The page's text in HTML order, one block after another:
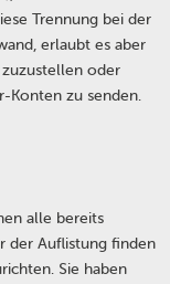
Trennung bei der
erlaubt es aber
zuzustellen oder
Konten zu senden.
alle bereits
der Auflistung finden
Sie haben